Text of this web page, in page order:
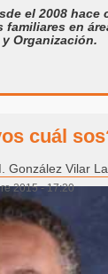
el 2008 hace
familiares en
Organización.
cuál
González Vilar
2015 - 17:20